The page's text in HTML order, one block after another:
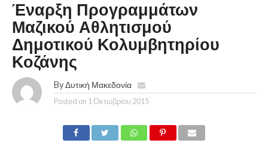
Έναρξη Προγραμμάτων
Μαζικού Αθλητισμού
Δημοτικού Κολυμβητηρίου
Κοζάνης
By Δυτική Μακεδονία
Posted on 1 Οκτωβρίου 2015